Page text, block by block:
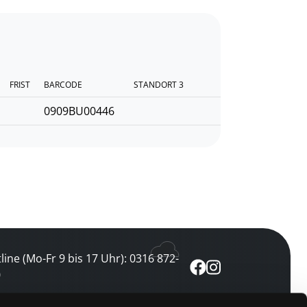
FRIST BARCODE STANDORT 3
0909BU00446
(Mo-Fr 9 bis 17 Uhr): 0316 872-